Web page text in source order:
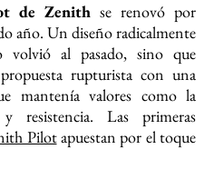
de Zenith se renovó por
año. Un diseño radicalmente
al pasado, sino que
rupturista con una
mantenía valores como la
resistencia. Las primeras
Pilotapuestan por el toque